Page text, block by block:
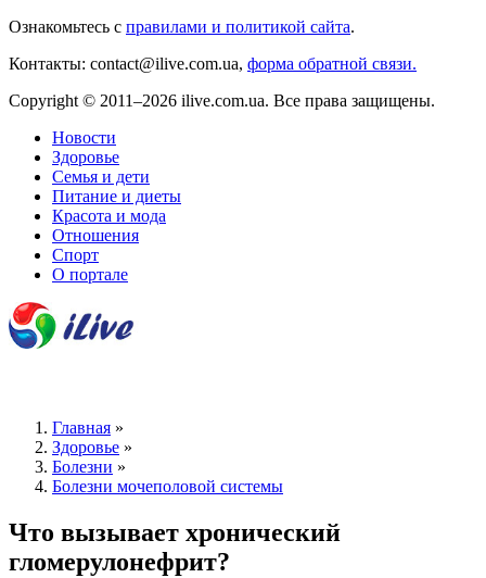
Ознакомьтесь с правилами и политикой сайта.
Контакты: contact@ilive.com.ua, форма обратной связи.
Copyright © 2011–2026 ilive.com.ua. Все права защищены.
Новости
Здоровье
Семья и дети
Питание и диеты
Красота и мода
Отношения
Спорт
О портале
Главная »
Здоровье »
Болезни »
Болезни мочеполовой системы
Что вызывает хронический
гломерулонефрит?